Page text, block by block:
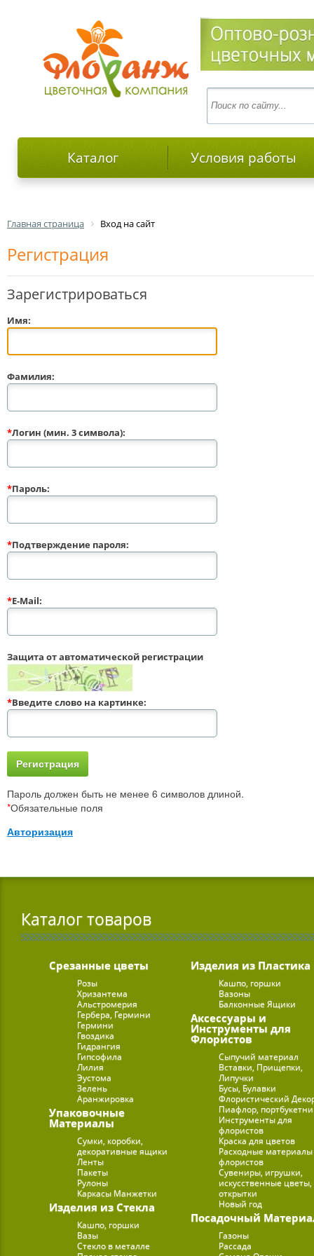
Каталог Условия работы
Главная страница Вход на сайт
Регистрация
Зарегистрироваться
Имя:
Фамилия:
*Логин (мин. 3 символа):
*Пароль:
*Подтверждение пароля:
*E-Mail:
Защита от автоматической регистрации
*Введите слово на картинке:
Пароль должен быть не менее 6 символов длиной.
*Обязательные поля
Авторизация
Каталог товаров
Срезанные цветы
Розы
Хризантема
Альстромерия
Гербера, Гермини
Гермини
Гвоздика
Гидрангия
Гипсофила
Лилия
Эустома
Зелень
Аранжировка
Упаковочные
Материалы
Сумки, коробки,
декоративные ящики
Ленты
Пакеты
Рулоны
Каркасы Манжетки
Изделия из Стекла
Кашпо, горшки
Вазы
Стекло в металле
Изделия из Пластика
Кашпо, горшки
Вазоны
Балконные Ящики
Аксессуары и
Инструменты для
Флористов
Сыпучий материал
Вставки, Прищепки,
Липучки
Бусы, Булавки
Флористический
Пиафлор,
Инструменты для
флористов
Краска для цветов
Расходные
флористов
Сувениры, игрушки,
искусственные цветы,
открытки
Новый год
Посадочный
Газоны
Рассада